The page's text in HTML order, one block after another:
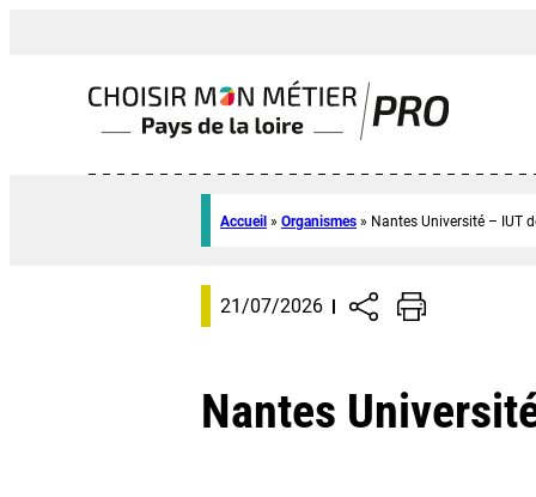
Accueil » Organismes » Nantes Université – IUT
21/07/2026
Nantes